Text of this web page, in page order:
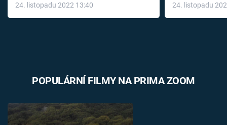
24. listopadu 2022 13:40
léky
24. listopadu
POPULÁRNÍ FILMY NA PRIMA ZOOM